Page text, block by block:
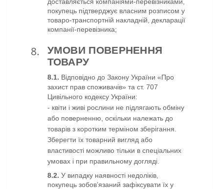
покупець підтверджує власним розписом у
товаро-транспортній накладній, декларації
компанії-перевізника;
УМОВИ ПОВЕРНЕННЯ
ТОВАРУ
8.1. Відповідно до Закону України «Про
захист прав споживачів» та ст. 707
Цивільного кодексу України:
- квіти і живі рослини не підлягають обміну
або поверненню, оскільки належать до
товарів з коротким терміном зберігання.
Зберегти їх товарний вигляд або
властивості можливо тільки в спеціальних
умовах і при правильному догляді.
8.2. У випадку наявності недоліків,
покупець зобов’язаний зафіксувати їх у